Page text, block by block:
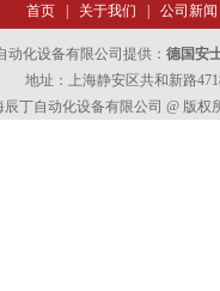
首页| 关于我们 公司新闻
化设备有限公司提供： 德国安
地址：上海静安区共和新路
辰丁自动化设备有限公司 @ 版权